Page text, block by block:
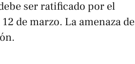
ser ratificado por el
de marzo. La amenaza de